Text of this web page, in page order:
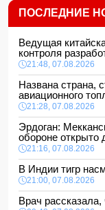
ПОСЛЕДНИЕ
Ведущая
контроля
21:48, 07.08.2026
Названа страна,
авиационного
21:28, 07.08.2026
Эрдоган:
обороне открыто
21:16, 07.08.2026
В Индии тигр
21:00, 07.08.2026
Врач